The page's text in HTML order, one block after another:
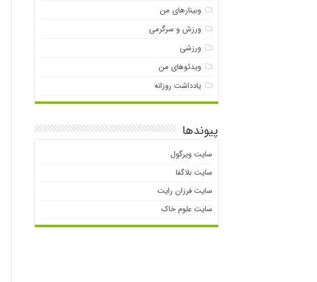
وبینارهای من
ورزش و سرگرمی
ورزشی
ویدئوهای من
یادداشت روزانه
پیوندها
سایت ویرگول
سایت بلاگفا
سایت فرزان رایت
سایت علوم خاک